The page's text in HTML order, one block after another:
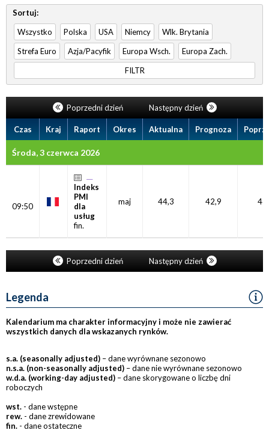
Sortuj:
Wszystko
Polska USA Niemcy
Wlk. Brytania
Strefa Euro
Azja/Pacyfik Europa Wsch.
Europa Zach.
FILTR
Poprzedni dzień Następny dzień
Czas Kraj Raport Okres Aktualna Prognoza
Środa, 3 czerwca 2026
09:50
Indeks
PMI
dla
usług
fin.
maj 44,3 42,9
Poprzedni dzień Następny dzień
Legenda
Kalendarium ma charakter informacyjny i może nie zawierać
wszystkich danych dla wskazanych rynków.
s.a. (seasonally adjusted) – dane wyrównane sezonowo
n.s.a. (non-seasonally adjusted) – dane nie wyrównane sezonowo
w.d.a. (working-day adjusted) – dane skorygowane o liczbę dni
roboczych
wst. - dane wstępne
rew. - dane zrewidowane
fin. - dane ostateczne